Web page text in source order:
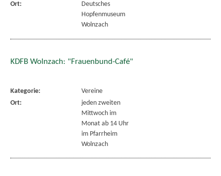
Ort:
Deutsches
Hopfenmuseum
Wolnzach
KDFB Wolnzach: "Frauenbund-Café"
Kategorie:
Vereine
Ort:
jeden zweiten
Mittwoch im
Monat ab 14 Uhr
im Pfarrheim
Wolnzach